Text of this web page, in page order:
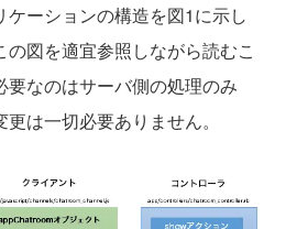
ケーションの構造を図1に示し
の図を適宜参照しながら読むこ
要なのはサーバ側の処理のみ
は一切必要ありません。